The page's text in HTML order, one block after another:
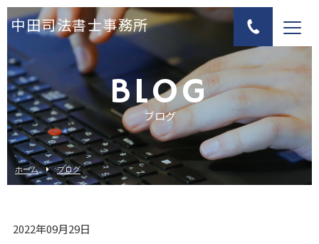
中田司法書士事務所
BLOG
ブログ
ホーム ブログ
2022年09月29日